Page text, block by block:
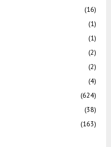
(16)
(1)
(1)
(2)
(2)
(4)
(624)
(38)
(163)